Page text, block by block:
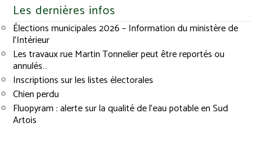
Les dernières infos
Élections municipales 2026 – Information du ministère de
l’Intérieur
Les travaux rue Martin Tonnelier peut être reportés ou
annulés…
Inscriptions sur les listes électorales
Chien perdu
Fluopyram : alerte sur la qualité de l’eau potable en Sud
Artois